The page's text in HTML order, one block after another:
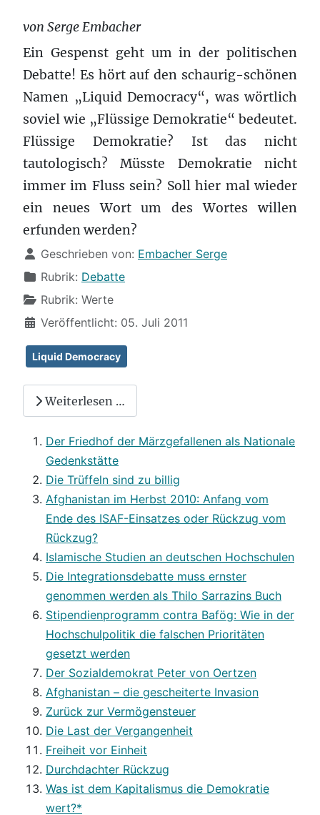
von Serge Embacher
Ein Gespenst geht um in der politischen
Debatte! Es hört auf den schaurig-schönen
Namen „Liquid Democracy“, was wörtlich
soviel wie „Flüssige Demokratie“ bedeutet.
Flüssige Demokratie? Ist das nicht
tautologisch? Müsste Demokratie nicht
immer im Fluss sein? Soll hier mal wieder
ein neues Wort um des Wortes willen
erfunden werden?
DetailsGeschrieben von: Embacher Serge
Rubrik: Debatte
Rubrik: Werte
Veröffentlicht: 05. Juli 2011
Liquid Democracy
Weiterlesen …
Der Friedhof der Märzgefallenen als Nationale
Gedenkstätte
Die Trüffeln sind zu billig
Afghanistan im Herbst 2010: Anfang vom
Ende des ISAF-Einsatzes oder Rückzug vom
Rückzug?
Islamische Studien an deutschen Hochschulen
Die Integrationsdebatte muss ernster
genommen werden als Thilo Sarrazins Buch
Stipendienprogramm contra Bafög: Wie in der
Hochschulpolitik die falschen Prioritäten
gesetzt werden
Der Sozialdemokrat Peter von Oertzen
Afghanistan – die gescheiterte Invasion
Zurück zur Vermögensteuer
Die Last der Vergangenheit
Freiheit vor Einheit
Durchdachter Rückzug
Was ist dem Kapitalismus die Demokratie
wert?*